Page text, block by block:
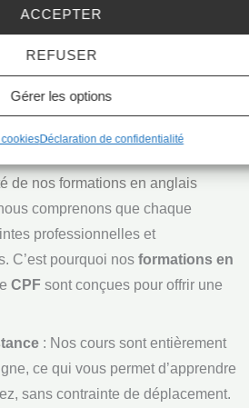
ACCEPTER
REFUSER
Gérer les options
Déclaration de confidentialité
l’organisme de formation est bien
CPF.
sur les aides complémentaires :
en anglais.
de nos formations en anglais
comprenons que chaque
professionnelles et
C’est pourquoi nos formations en
CPF sont conçues pour offrir une
: Nos cours sont entièrement
ce qui vous permet d’apprendre
sans contrainte de déplacement.